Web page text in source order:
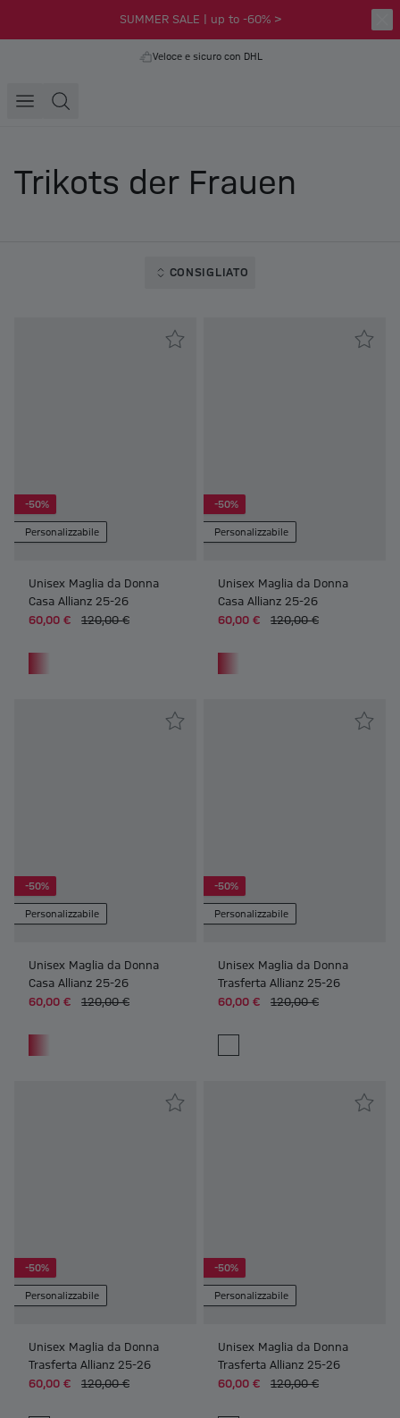
SUMMER SALE | up to -60% >
Veloce e sicuro con DHL
Trikots der Frauen
CONSIGLIATO
Frauen Unisex Maglia da Donna Casa Allianz 25-26
-50%
Personalizzabile
Unisex Maglia da Donna
Casa Allianz 25-26
60,00 €
120,00 €
Frauen Unisex Maglia da
-50%
Personalizzabile
Unisex Maglia da Donna
Casa Allianz 25-26
60,00 €
120,00 €
Frauen Unisex Maglia da Donna Casa Allianz 25-26
-50%
Personalizzabile
Unisex Maglia da Donna
Casa Allianz 25-26
60,00 €
120,00 €
Frauen Unisex Maglia da
-50%
Personalizzabile
Unisex Maglia da Donna
Trasferta Allianz 25-26
60,00 €
120,00 €
Frauen Unisex Maglia da Donna Trasferta Allianz 25-26
-50%
Personalizzabile
Unisex Maglia da Donna
Trasferta Allianz 25-26
60,00 €
120,00 €
Frauen Unisex Maglia da
-50%
Personalizzabile
Unisex Maglia da Donna
Trasferta Allianz 25-26
60,00 €
120,00 €